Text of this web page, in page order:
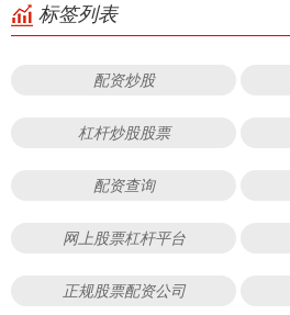
标签列表
配资炒股
杠杆炒股股票
配资查询
网上股票杠杆平台
正规股票配资公司